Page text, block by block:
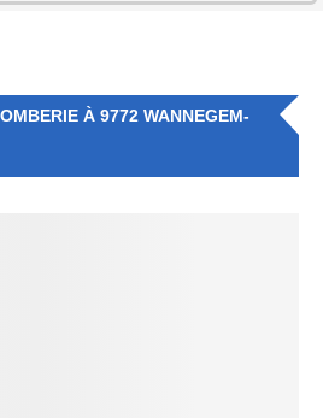
À 9772 WANNEGEM-